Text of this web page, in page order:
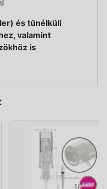
és tűnélküli
valamint
is